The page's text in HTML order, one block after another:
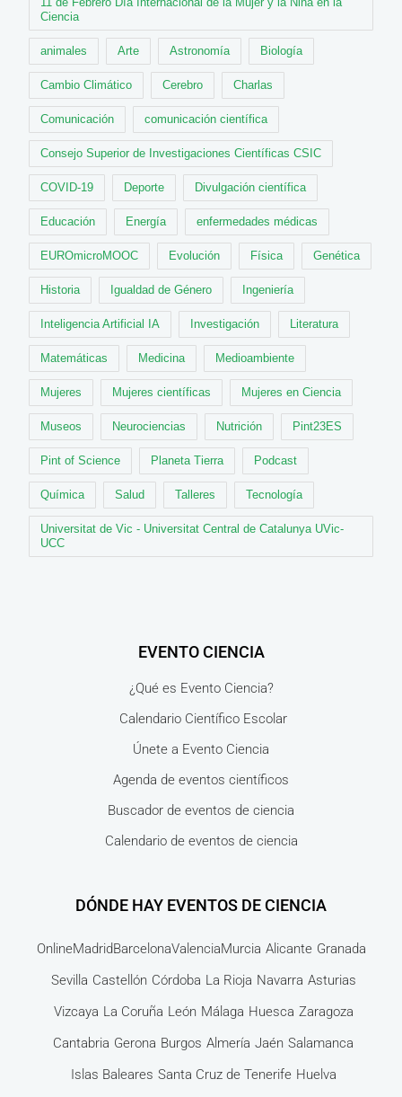
Ciencia
animales Arte Astronomía Biología
Cambio Climático Cerebro Charlas
Comunicación comunicación científica
Consejo Superior de Investigaciones Científicas CSIC
COVID-19 Deporte Divulgación científica
Educación Energía enfermedades médicas
EUROmicroMOOC Evolución Física Genética
Historia Igualdad de Género Ingeniería
Inteligencia Artificial IA Investigación Literatura
Matemáticas Medicina Medioambiente
Mujeres Mujeres científicas Mujeres en Ciencia
Museos Neurociencias Nutrición Pint23ES
Pint of Science Planeta Tierra Podcast
Química Salud Talleres Tecnología
Universitat de Vic - Universitat Central de Catalunya UVic-
UCC
EVENTO CIENCIA
¿Qué es Evento Ciencia?
Calendario Científico Escolar
Únete a Evento Ciencia
Agenda de eventos científicos
Buscador de eventos de ciencia
Calendario de eventos de ciencia
DÓNDE HAY EVENTOS DE CIENCIA
OnlineMadridBarcelonaValenciaMurcia Alicante Granada
Sevilla Castellón Córdoba La Rioja Navarra Asturias
Vizcaya La Coruña León Málaga Huesca Zaragoza
Cantabria Gerona Burgos Almería Jaén Salamanca
Islas Baleares Santa Cruz de Tenerife Huelva